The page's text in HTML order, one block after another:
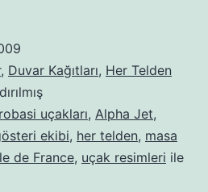
, Duvar Kağıtları, Her Telden
uçakları, Alpha Jet,
ekibi, her telden, masa
de France, uçak resimleri ile